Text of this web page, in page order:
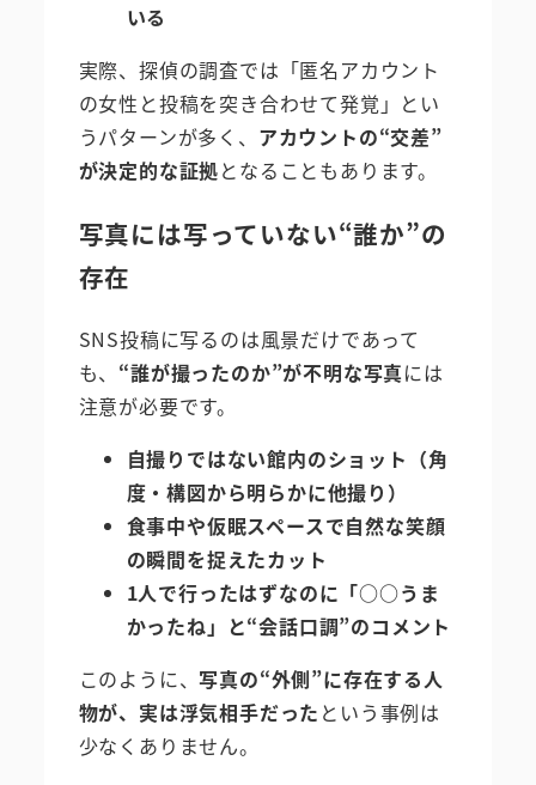
いる
実際、探偵の調査では「匿名アカウント
の女性と投稿を突き合わせて発覚」とい
うパターンが多く、 アカウントの“交差”
が決定的な証拠となることもあります。
写真には写っていない“誰か”の
存在
SNS投稿に写るのは風景だけであって
も、 “誰が撮ったのか”が不明な写真には
注意が必要です。
自撮りではない館内のショット（角
度・構図から明らかに他撮り）
食事中や仮眠スペースで自然な笑顔
の瞬間を捉えたカット
1人で行ったはずなのに「○○うま
かったね」と“会話口調”のコメント
このように、写真の“外側”に存在する人
物が、実は浮気相手だった という事例は
少なくありません。